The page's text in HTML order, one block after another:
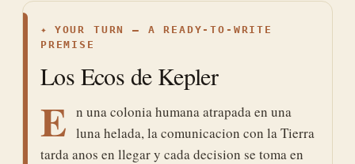
✦
YOUR TURN — A READY-TO-WRITE
PREMISE
Los Ecos de Kepler
E n una colonia humana atrapada en una
luna helada, la comunicacion con la Tierra
tarda anos en llegar y cada decision se toma en